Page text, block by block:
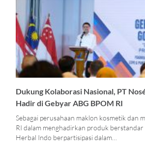
Dukung Kolaborasi Nasional, PT
Hadir di Gebyar ABG BPOM RI
Sebagai perusahaan maklon kosmetik dan
RI dalam menghadirkan produk berstandar
Herbal Indo berpartisipasi dalam…